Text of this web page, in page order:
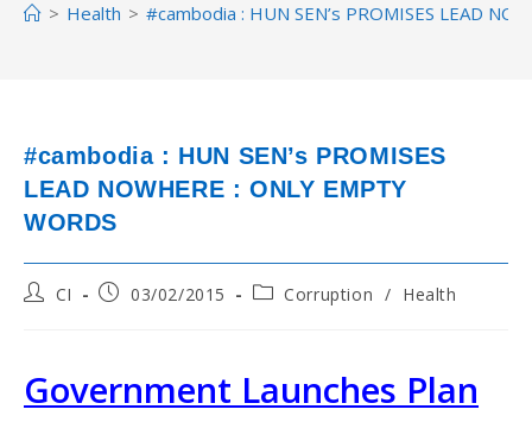
> Health > #cambodia : HUN SEN’s PROMISES LEAD
#cambodia : HUN SEN’s PROMISES
LEAD NOWHERE : ONLY EMPTY
WORDS
PostCI
Post03/02/2015
PostCorruption / Health
Government Launches Plan